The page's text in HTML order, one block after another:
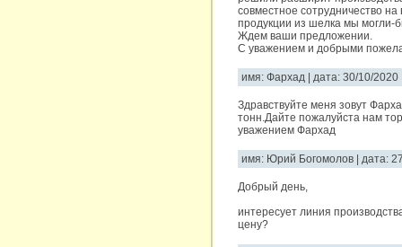
совместное сотрудничество
продукции из шелка мы могли-
Ждем ваши предложении.
С уважением и добрыми
имя: Фархад | дата: 30/10/2020
Здравствуйте меня зовут
тонн.Дайте пожалуйста нам
уважением Фархад
имя: Юрий Богомолов | дата:
Добрый день,
интересует линия
цену?